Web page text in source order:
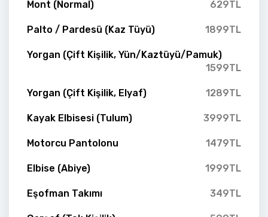
Mont (Normal) 629TL
Palto / Pardesü (Kaz Tüyü) 1899TL
Yorgan (Çift Kişilik, Yün/Kaztüyü/Pamuk)
1599TL
Yorgan (Çift Kişilik, Elyaf) 1289TL
Kayak Elbisesi (Tulum) 3999TL
Motorcu Pantolonu 1479TL
Elbise (Abiye) 1999TL
Eşofman Takımı 349TL